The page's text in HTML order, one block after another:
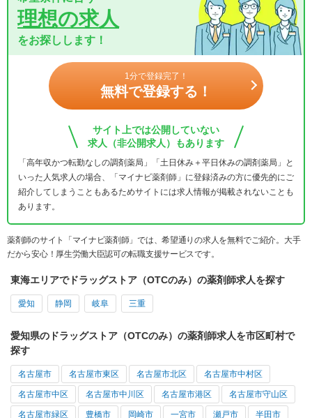
理想の求人
をお探しします！
1分で登録完了！
無料で登録する！
サイト上では公開していない
求人（非公開求人）もあります
「高年収かつ転勤なしの調剤薬局」「土日休み＋平日休みの調剤薬局」と
いった人気求人の場合、「マイナビ薬剤師」に登録済みの方に優先的にご
紹介してしまうこともあるためサイトには求人情報が掲載されないことも
あります。
薬剤師のサイト「マイナビ薬剤師」では、希望通りの求人を無料でご紹介。大手
だから安心！厚生労働大臣認可の転職支援サービスです。
東海エリアでドラッグストア（OTCのみ）の薬剤師求人を探す
愛知 静岡 岐阜 三重
愛知県のドラッグストア（OTCのみ）の薬剤師求人を市区町村で
探す
名古屋市 名古屋市東区 名古屋市北区 名古屋市中村区
名古屋市中区 名古屋市中川区 名古屋市港区 名古屋市守山区
名古屋市緑区 豊橋市 岡崎市 一宮市 瀬戸市 半田市